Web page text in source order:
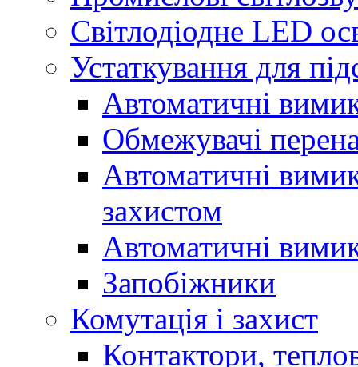
Світлодіодне LED
Устаткування для
Автоматичні
Обмежувачі
Автоматичні
захистом
Автоматичні
Запобіжники
Комутація і захист
Контактори,